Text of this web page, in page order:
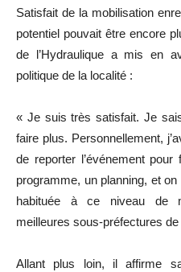
Satisfait de la mobilisation
potentiel pouvait être encore
de l’Hydraulique a mis en
politique de la localité :
« Je suis très satisfait. Je
faire plus. Personnellement,
de reporter l’événement
programme, un planning, et
habituée à ce niveau de
meilleures sous-préfectures
Allant plus loin, il affirme